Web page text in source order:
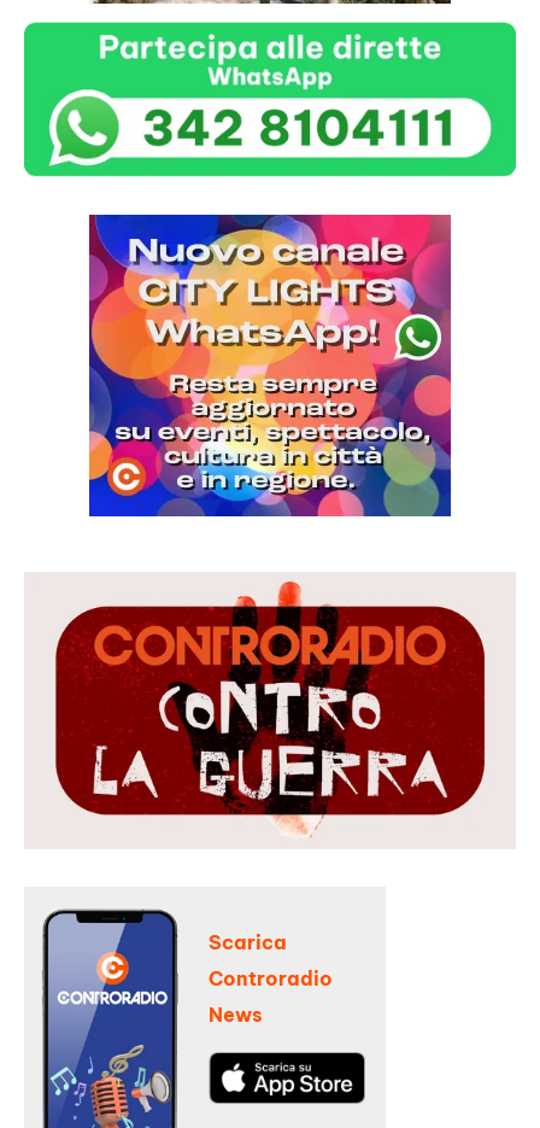
Scarica
Controradio
News